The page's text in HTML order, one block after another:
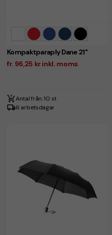
Kompaktparaply Dane 21"
fr. 96,25 kr inkl. moms
Antal från: 10 st
6 arbetsdagar